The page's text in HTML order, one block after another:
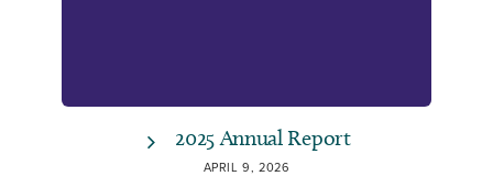
2025 Annual Report
APRIL 9, 2026